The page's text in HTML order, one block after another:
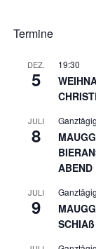
Termine
DEZ.
5
19:30
JULI
8
Ganztägig
ABEND
JULI
9
Ganztägig